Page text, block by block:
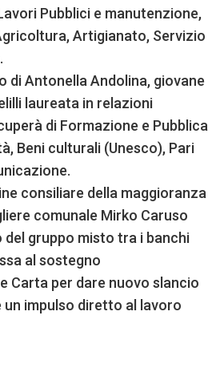
Pubblici e manutenzione,
Artigianato, Servizio
di Antonella Andolina, giovane
laureata in relazioni
di Formazione e Pubblica
Beni culturali (Unesco), Pari
consiliare della maggioranza
comunale Mirko Caruso
del gruppo misto tra i banchi
al sostegno
Carta per dare nuovo slancio
impulso diretto al lavoro